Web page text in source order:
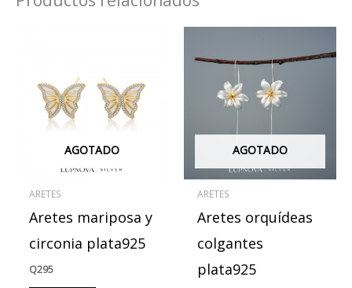
AGOTADO
ARETES
Aretes mariposa y
circonia plata925
Q295
AGOTADO
ARETES
Aretes orquídeas
colgantes
plata925
Las
se